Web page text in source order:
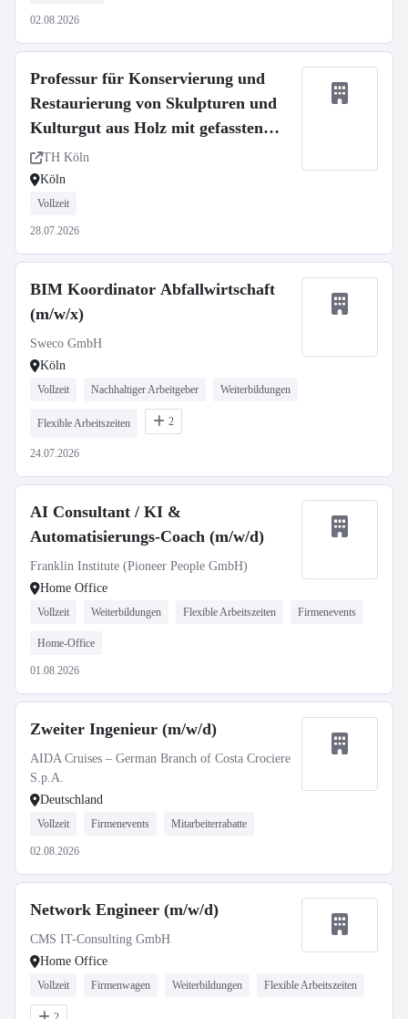
02.08.2026
Professur für Konservierung und
Restaurierung von Skulpturen und
Kulturgut aus Holz mit gefassten
Oberflächen
TH Köln
Köln
Vollzeit
28.07.2026
BIM Koordinator Abfallwirtschaft
(m/w/x)
Sweco GmbH
Köln
Vollzeit Nachhaltiger Arbeitgeber Weiterbildungen
Flexible Arbeitszeiten 2
24.07.2026
AI Consultant / KI &
Automatisierungs-Coach (m/w/d)
Franklin Institute (Pioneer People GmbH)
Home Office
Vollzeit Weiterbildungen Flexible Arbeitszeiten Firmenevents
Home-Office
01.08.2026
Zweiter Ingenieur (m/w/d)
AIDA Cruises – German Branch of Costa Crociere
S.p.A.
Deutschland
Vollzeit Firmenevents Mitarbeiterrabatte
02.08.2026
Network Engineer (m/w/d)
CMS IT-Consulting GmbH
Home Office
Vollzeit Firmenwagen Weiterbildungen Flexible Arbeitszeiten